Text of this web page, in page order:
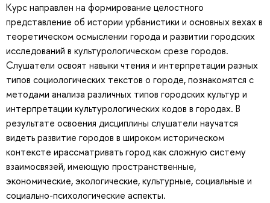
Курс направлен на формирование целостного
представление об истории урбанистики и основных вехах в
теоретическом осмыслении города и развитии городских
исследований в культурологическом срезе городов.
Слушатели освоят навыки чтения и интерпретации разных
типов социологических текстов о городе, познакомятся с
методами анализа различных типов городских культур и
интерпретации культурологических кодов в городах. В
результате освоения дисциплины слушатели научатся
видеть развитие городов в широком историческом
контексте ирассматривать город как сложную систему
взаимосвязей, имеющую пространственные,
экономические, экологические, культурные, социальные и
социально-психологические аспекты.